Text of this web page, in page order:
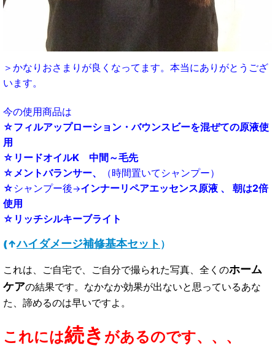
＞かなりおさまりが良くなってます。 本当にありがとうござ
います。
今の使用商品は
☆フィルアップローション・バウンスビーを混ぜての原液使
用
☆リードオイルK 中間～毛先
☆メントバランサー、
（時間置いてシャンプー）
☆ シャンプー後→インナーリペアエッセンス原液 、 朝は2倍
使用
☆リッチシルキーブライト
(↑ハイダメージ補修基本セット ）
これは、ご自宅で、ご自分で撮られた写真、 全くのホーム
ケアの結果です。 なかなか効果が出ないと思っているあな
た、 諦めるのは早いですよ。
これには続き があるのです、、、